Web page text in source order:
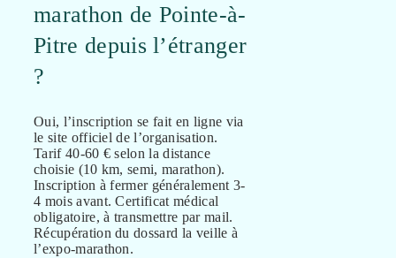
marathon de Pointe-à-
Pitre depuis l’étranger
?
Oui, l’inscription se fait en ligne via
le site officiel de l’organisation.
Tarif 40-60 € selon la distance
choisie (10 km, semi, marathon).
Inscription à fermer généralement 3-
4 mois avant. Certificat médical
obligatoire, à transmettre par mail.
Récupération du dossard la veille à
l’expo-marathon.